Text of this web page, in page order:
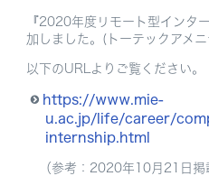
『2020年度リモート型インタ
加しました。(トーテックアメニ
以下のURLよりご覧ください。
https://www.mie-
u.ac.jp/life/career/
internship.html
（参考：2020年10月21日掲